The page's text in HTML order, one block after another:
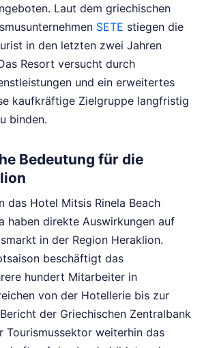
Laut dem griechischen
SETE stiegen die
in den letzten zwei Jahren
Resort versucht durch
und ein erweitertes
kaufkräftige Zielgruppe langfristig
binden.
Bedeutung für die
das Hotel Mitsis Rinela Beach
haben direkte Auswirkungen auf
in der Region Heraklion.
beschäftigt das
hundert Mitarbeiter in
von der Hotellerie bis zur
der Griechischen Zentralbank
Tourismussektor weiterhin das